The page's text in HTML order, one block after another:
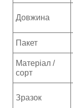
Довжина
Пакет
Матеріал /
сорт
Зразок